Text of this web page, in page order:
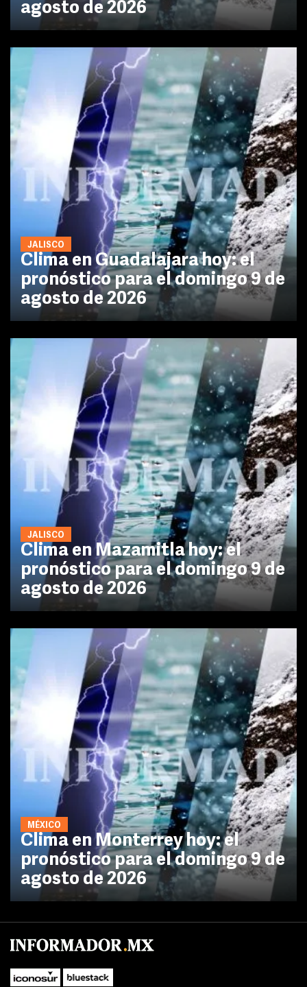
agosto de 2026
JALISCO
Clima en Guadalajara hoy: el
pronóstico para el domingo 9 de
agosto de 2026
JALISCO
Clima en Mazamitla hoy: el
pronóstico para el domingo 9 de
agosto de 2026
MÉXICO
Clima en Monterrey hoy: el
pronóstico para el domingo 9 de
agosto de 2026